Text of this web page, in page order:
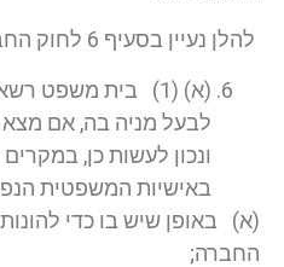
להלן נעיין בסעיף 6 לחוק החברות –
(א) (1) בית משפט
לבעל מניה בה, אם מצא
ונכון לעשות כן,
באישיות המשפטית
(א) באופן שיש בו כדי
החברה;